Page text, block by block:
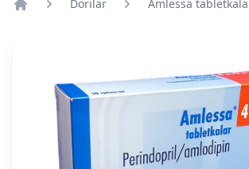
Dorilar Amlessa